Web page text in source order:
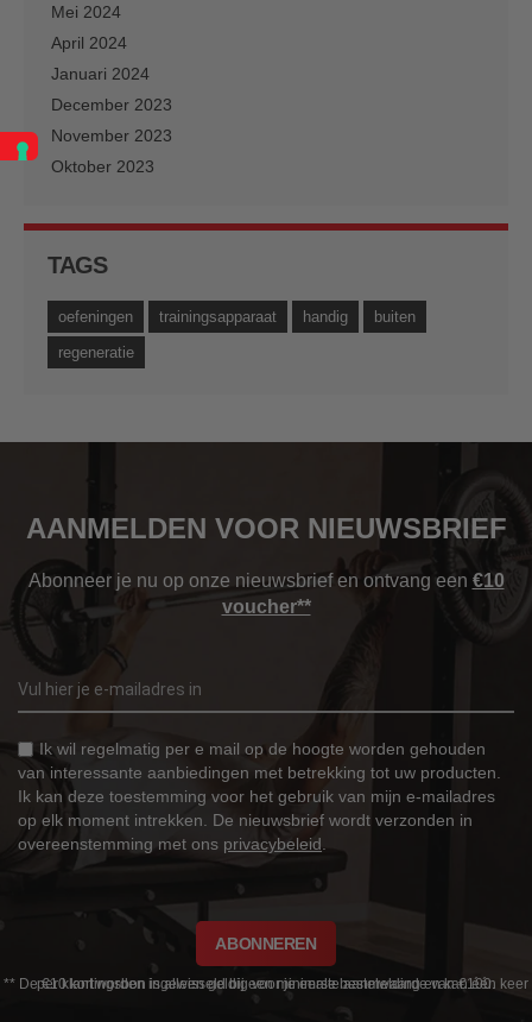
Mei 2024
April 2024
Januari 2024
December 2023
November 2023
Oktober 2023
TAGS
oefeningen trainingsapparaat handig
buiten
regeneratie
AANMELDEN VOOR NIEUWSBRIEF
Abonneer je nu op onze nieuwsbrief en ontvang een €10
voucher**
Ik wil regelmatig per e mail op de hoogte worden gehouden
van interessante aanbiedingen met betrekking tot uw producten.
Ik kan deze toestemming voor het gebruik van mijn e-mailadres
op elk moment intrekken. De nieuwsbrief wordt verzonden in
overeenstemming met ons privacybeleid
ABONNEREN
** De €10 kortingsbon is alleen geldig voor je eerste aanmelding en kan één keer per klant worden ingewisseld bij een minimale bestelwaarde van €100.